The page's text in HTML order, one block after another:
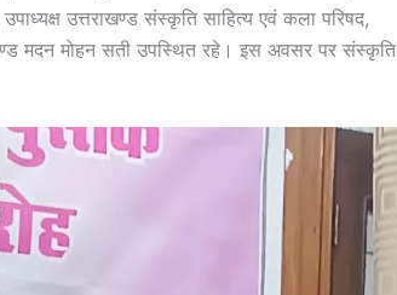
उत्तराखण्ड संस्कृति साहित्य एवं कला परिषद,
मदन मोहन सती उपस्थित रहे। इस अवसर पर संस्कृति